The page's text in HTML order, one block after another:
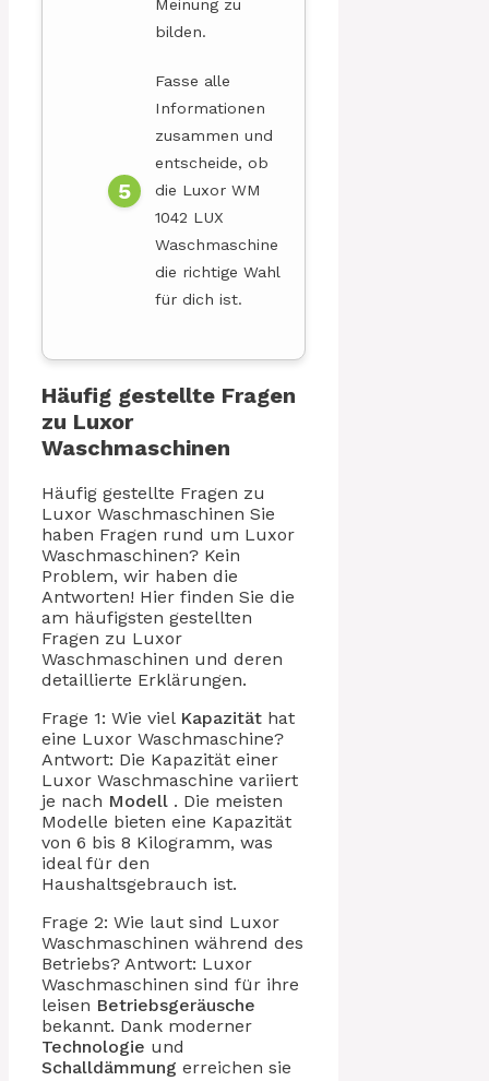
Meinung zu
bilden.
Fasse alle
Informationen
zusammen und
entscheide, ob
die Luxor WM
1042 LUX
Waschmaschine
die richtige Wahl
für dich ist.
Häufig gestellte Fragen
zu Luxor
Waschmaschinen
Häufig gestellte Fragen zu
Luxor Waschmaschinen Sie
haben Fragen rund um Luxor
Waschmaschinen? Kein
Problem, wir haben die
Antworten! Hier finden Sie die
am häufigsten gestellten
Fragen zu Luxor
Waschmaschinen und deren
detaillierte Erklärungen.
Frage 1: Wie viel Kapazität hat
eine Luxor Waschmaschine?
Antwort: Die Kapazität einer
Luxor Waschmaschine variiert
je nach Modell . Die meisten
Modelle bieten eine Kapazität
von 6 bis 8 Kilogramm, was
ideal für den
Haushaltsgebrauch ist.
Frage 2: Wie laut sind Luxor
Waschmaschinen während des
Betriebs? Antwort: Luxor
Waschmaschinen sind für ihre
leisen Betriebsgeräusche
bekannt. Dank moderner
Technologie und
Schalldämmung erreichen sie